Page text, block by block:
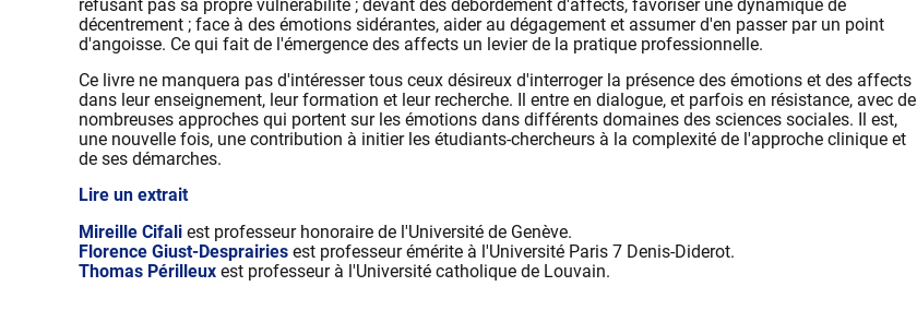
refusant pas sa propre vulnérabilité ; devant des débordement d'affects, favoriser une dynamique de
décentrement ; face à des émotions sidérantes, aider au dégagement et assumer d'en passer par un point
d'angoisse. Ce qui fait de l'émergence des affects un levier de la pratique professionnelle.
Ce livre ne manquera pas d'intéresser tous ceux désireux d'interroger la présence des émotions et des affects
dans leur enseignement, leur formation et leur recherche. Il entre en dialogue, et parfois en résistance, avec de
nombreuses approches qui portent sur les émotions dans différents domaines des sciences sociales. Il est,
une nouvelle fois, une contribution à initier les étudiants-chercheurs à la complexité de l'approche clinique et
de ses démarches.
Lire un extrait
Mireille Cifali est professeur honoraire de l'Université de Genève.
Florence Giust-Desprairies est professeur émérite à l'Université Paris 7 Denis-Diderot.
Thomas Périlleux est professeur à l'Université catholique de Louvain.